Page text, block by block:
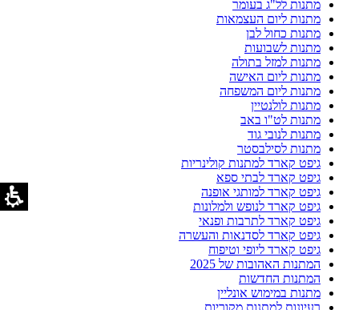
מתנות לל"ג בעומר
מתנות ליום העצמאות
מתנות כחול לבן
מתנות לשבועות
מתנות למזל בתולה
מתנות ליום האישה
מתנות ליום המשפחה
מתנות לולנטיין
מתנות לט"ו באב
מתנות לנובי גוד
מתנות לסילבסטר
גיפט קארד למתנות קולינריות
גיפט קארד לבתי ספא
גיפט קארד למותגי אופנה
גיפט קארד לנופש ולמלונות
גיפט קארד לתרבות ופנאי
גיפט קארד לסדנאות והעשרה
גיפט קארד ליופי וטיפוח
המתנות האהובות של 2025
המתנות החדשות
מתנות במימוש אונליין
רעיונות למתנות מקוריות